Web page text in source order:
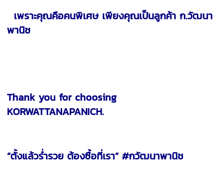
เพราะคุณคือคนพิเศษ เพียงคุณเป็นลูกค้า ก.วัฒนา
พานิช
Thank you for choosing
KORWATTANAPANICH.
“ตั้งแล้วร่ำรวย ต้องซื้อที่เรา” #กวัฒนาพานิช